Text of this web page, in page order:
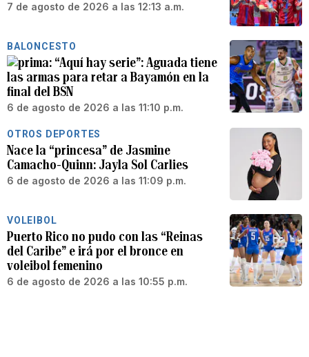
7 de agosto de 2026 a las 12:13 a.m.
BALONCESTO
“Aquí hay serie”: Aguada tiene
las armas para retar a Bayamón en la
final del BSN
6 de agosto de 2026 a las 11:10 p.m.
OTROS DEPORTES
Nace la “princesa” de Jasmine
Camacho-Quinn: Jayla Sol Carlies
6 de agosto de 2026 a las 11:09 p.m.
VOLEIBOL
Puerto Rico no pudo con las “Reinas
del Caribe” e irá por el bronce en
voleibol femenino
6 de agosto de 2026 a las 10:55 p.m.